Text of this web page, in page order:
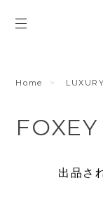
Home LUXURY
FOXEY
出品さ